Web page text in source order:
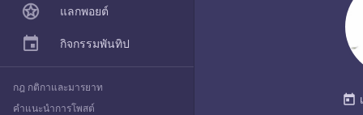
today
Explore
แลกพอยต์
กิจกรรมพันทิป
กฎ กติกาและมารยาท
คำแนะนำการโพสต์